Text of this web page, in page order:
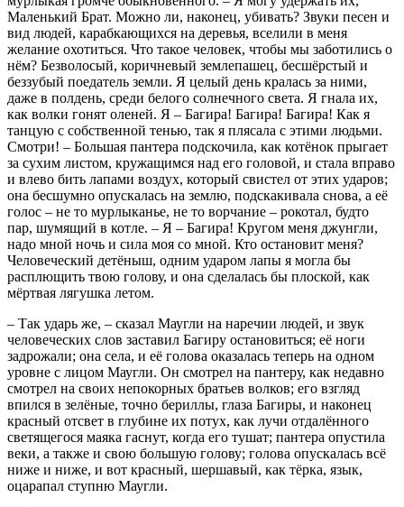
Маленький Брат. Можно ли, наконец, убивать? Звуки песен и
вид людей, карабкающихся на деревья, вселили в меня
желание охотиться. Что такое человек, чтобы мы заботились о
нём? Безволосый, коричневый землепашец, бесшёрстый и
беззубый поедатель земли. Я целый день кралась за ними,
даже в полдень, среди белого солнечного света. Я гнала их,
как волки гонят оленей. Я – Багира! Багира! Багира! Как я
танцую с собственной тенью, так я плясала с этими людьми.
Смотри! – Большая пантера подскочила, как котёнок прыгает
за сухим листом, кружащимся над его головой, и стала вправо
и влево бить лапами воздух, который свистел от этих ударов;
она бесшумно опускалась на землю, подскакивала снова, а её
голос – не то мурлыканье, не то ворчание – рокотал, будто
пар, шумящий в котле. – Я – Багира! Кругом меня джунгли,
надо мной ночь и сила моя со мной. Кто остановит меня?
Человеческий детёныш, одним ударом лапы я могла бы
расплющить твою голову, и она сделалась бы плоской, как
мёртвая лягушка летом.
– Так ударь же, – сказал Маугли на наречии людей, и звук
человеческих слов заставил Багиру остановиться; её ноги
задрожали; она села, и её голова оказалась теперь на одном
уровне с лицом Маугли. Он смотрел на пантеру, как недавно
смотрел на своих непокорных братьев волков; его взгляд
впился в зелёные, точно бериллы, глаза Багиры, и наконец
красный отсвет в глубине их потух, как лучи отдалённого
светящегося маяка гаснут, когда его тушат; пантера опустила
веки, а также и свою большую голову; голова опускалась всё
ниже и ниже, и вот красный, шершавый, как тёрка, язык,
оцарапал ступню Маугли.